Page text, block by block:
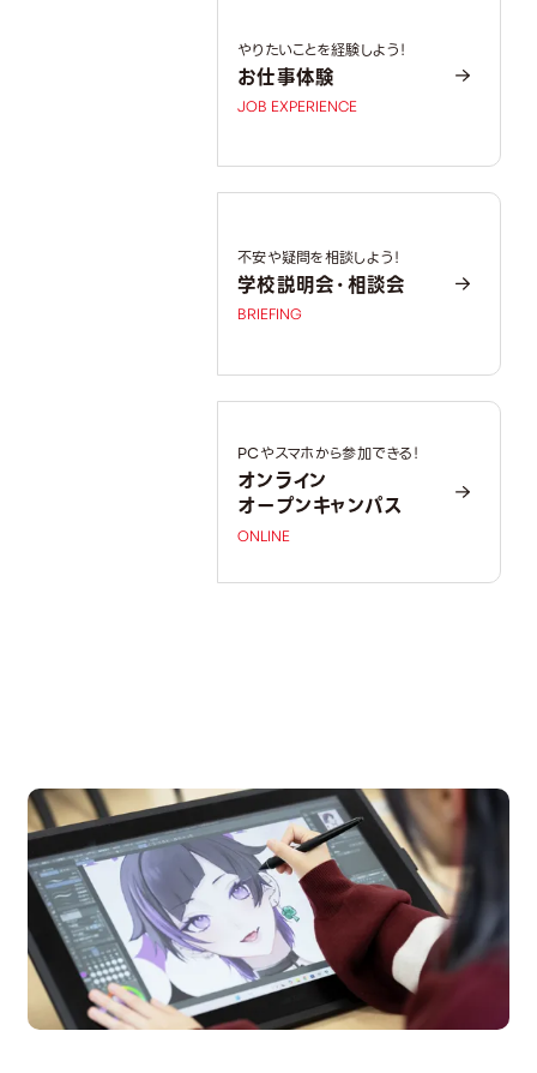
やりたいことを経験しよう！
お仕事体験
JOB EXPERIENCE
不安や疑問を相談しよう！
学校説明会・相談会
BRIEFING
PCやスマホから参加できる！
オンライン
オープンキャンパス
ONLINE
Campus